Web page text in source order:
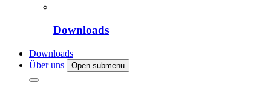
Downloads
Downloads
Über uns
Open submenu